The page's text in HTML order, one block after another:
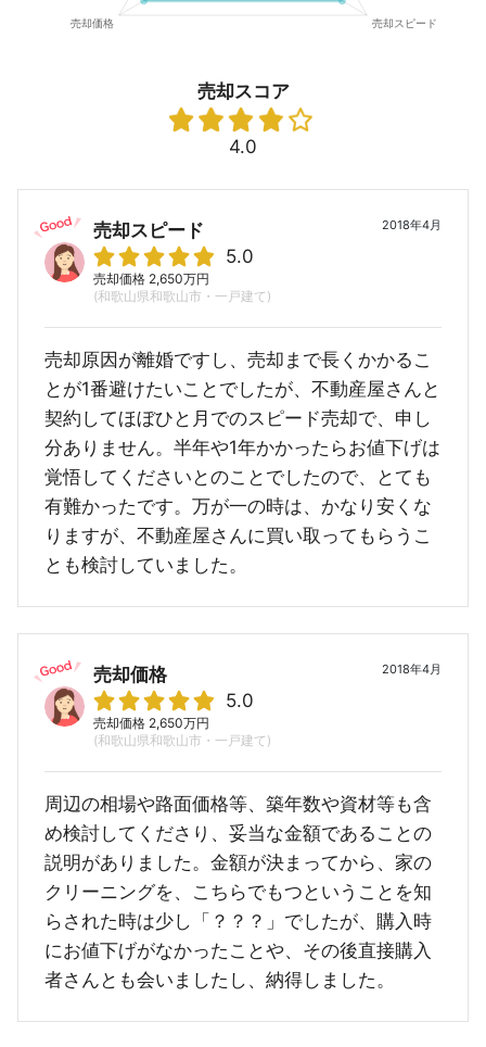
売却スコア
4.0
2018年4月
売却スピード
5.0
売却価格 2,650万円
(和歌山県和歌山市・一戸建て)
売却原因が離婚ですし、売却まで長くかかるこ
とが1番避けたいことでしたが、不動産屋さんと
契約してほぼひと月でのスピード売却で、申し
分ありません。半年や1年かかったらお値下げは
覚悟してくださいとのことでしたので、とても
有難かったです。万が一の時は、かなり安くな
りますが、不動産屋さんに買い取ってもらうこ
とも検討していました。
2018年4月
売却価格
5.0
売却価格 2,650万円
(和歌山県和歌山市・一戸建て)
周辺の相場や路面価格等、築年数や資材等も含
め検討してくださり、妥当な金額であることの
説明がありました。金額が決まってから、家の
クリーニングを、こちらでもつということを知
らされた時は少し「？？？」でしたが、購入時
にお値下げがなかったことや、その後直接購入
者さんとも会いましたし、納得しました。